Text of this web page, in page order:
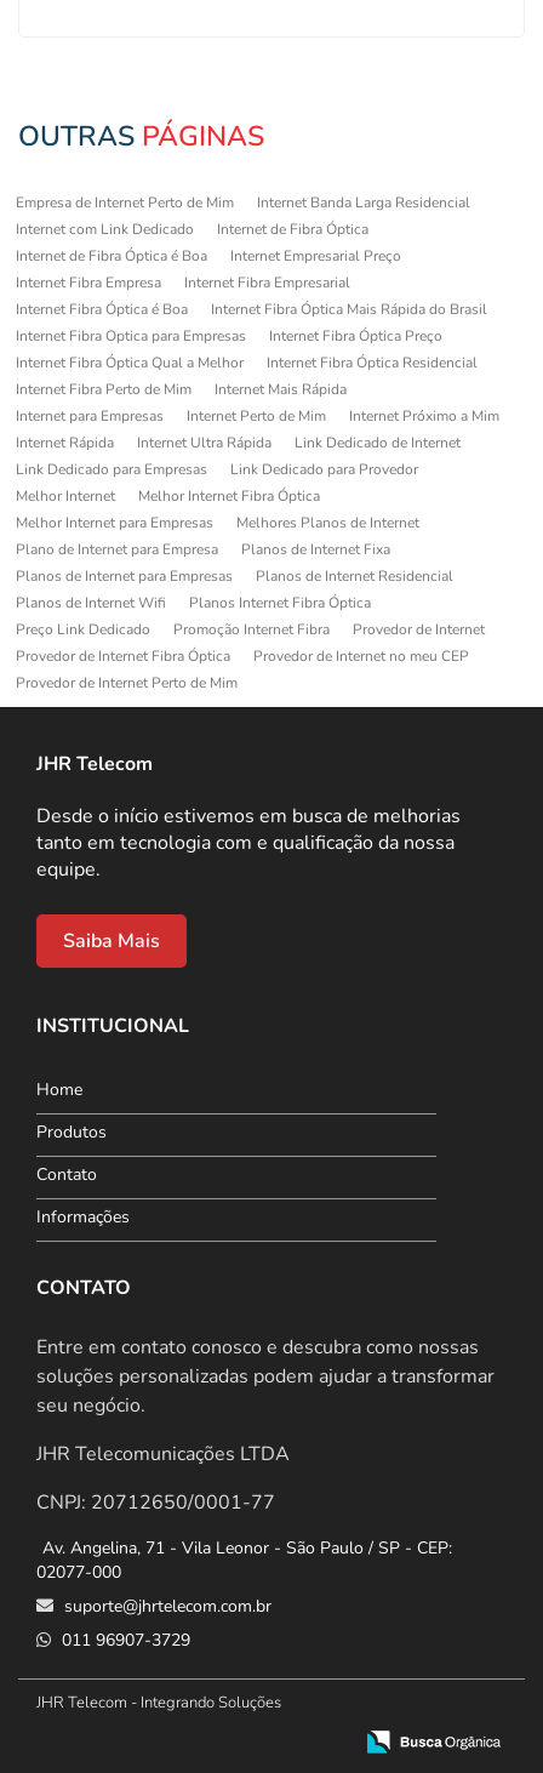
OUTRAS PÁGINAS
Empresa de Internet Perto de Mim
Internet Banda Larga Residencial
Internet com Link Dedicado
Internet de Fibra Óptica
Internet de Fibra Óptica é Boa
Internet Empresarial Preço
Internet Fibra Empresa
Internet Fibra Empresarial
Internet Fibra Óptica é Boa
Internet Fibra Óptica Mais Rápida do Brasil
Internet Fibra Optica para Empresas
Internet Fibra Óptica Preço
Internet Fibra Óptica Qual a Melhor
Internet Fibra Óptica Residencial
Internet Fibra Perto de Mim
Internet Mais Rápida
Internet para Empresas
Internet Perto de Mim
Internet Próximo a Mim
Internet Rápida
Internet Ultra Rápida
Link Dedicado de Internet
Link Dedicado para Empresas
Link Dedicado para Provedor
Melhor Internet
Melhor Internet Fibra Óptica
Melhor Internet para Empresas
Melhores Planos de Internet
Plano de Internet para Empresa
Planos de Internet Fixa
Planos de Internet para Empresas
Planos de Internet Residencial
Planos de Internet Wifi
Planos Internet Fibra Óptica
Preço Link Dedicado
Promoção Internet Fibra
Provedor de Internet
Provedor de Internet Fibra Óptica
Provedor de Internet no meu CEP
Provedor de Internet Perto de Mim
JHR Telecom
Desde o início estivemos em busca de melhorias
tanto em tecnologia com e qualificação da nossa
equipe.
Saiba Mais
INSTITUCIONAL
Home
Produtos
Contato
Informações
CONTATO
Entre em contato conosco e descubra como nossas
soluções personalizadas podem ajudar a transformar
seu negócio.
JHR Telecomunicações LTDA
CNPJ: 20712650/0001-77
Av. Angelina, 71 - Vila Leonor - São Paulo / SP - CEP:
02077-000
suporte@jhrtelecom.com.br
011 96907-3729
JHR Telecom - Integrando Soluções